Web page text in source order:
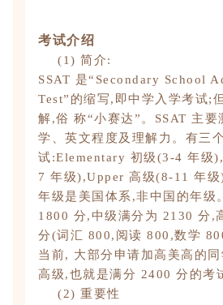
考试介绍
(1) 简介:
SSAT 是“Secondary School
Test”的缩写,即中学入学考试;
解,俗 称“小赛达”。SSAT 主要
学、英文程度及理解力。有三
试:Elementary 初级(3-4 年级
7 年级),Upper 高级(8-11 年级
年级是美国体系,非中国的年级
1800 分,中级满分为 2130 分,
分(词汇 800,阅读 800,数学
当前, 大部分申请加高美高的
高级,也就是满分 2400 分的考
(2) 重要性